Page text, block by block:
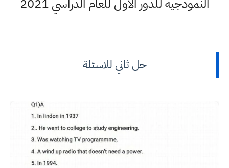
النموذجية للدور الاول للعام الدراسي 2021
حل ثاني للاسئلة